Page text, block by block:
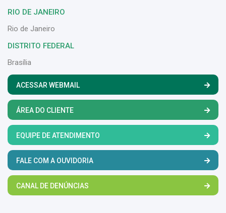
RIO DE JANEIRO
Rio de Janeiro
DISTRITO FEDERAL
Brasília
ACESSAR WEBMAIL
ÁREA DO CLIENTE
EQUIPE DE ATENDIMENTO
FALE COM A OUVIDORIA
CANAL DE DENÚNCIAS